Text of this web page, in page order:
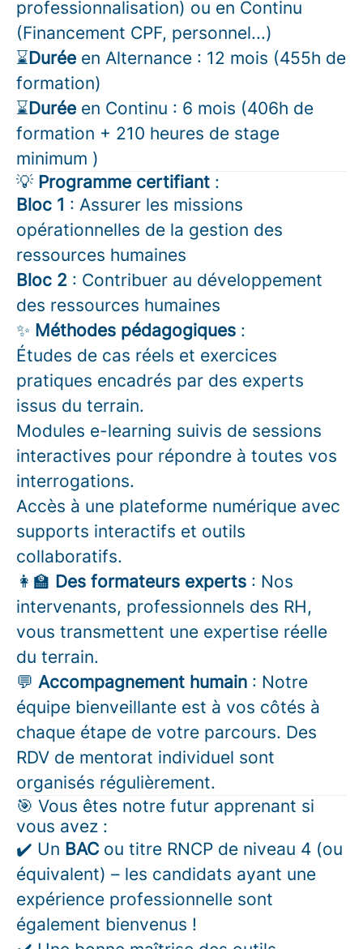
professionnalisation) ou en Continu
(Financement CPF, personnel...)
⌛Durée en Alternance : 12 mois (455h de
formation)
⌛Durée en Continu : 6 mois (406h de
formation + 210 heures de stage
minimum )
💡 Programme certifiant :
Bloc 1 : Assurer les missions
opérationnelles de la gestion des
ressources humaines
Bloc 2 : Contribuer au développement
des ressources humaines
✨ Méthodes pédagogiques :
Études de cas réels et exercices
pratiques encadrés par des experts
issus du terrain.
Modules e-learning suivis de sessions
interactives pour répondre à toutes vos
interrogations.
Accès à une plateforme numérique avec
supports interactifs et outils
collaboratifs.
👩‍🏫 Des formateurs experts : Nos
intervenants, professionnels des RH,
vous transmettent une expertise réelle
du terrain.
💬 Accompagnement humain : Notre
équipe bienveillante est à vos côtés à
chaque étape de votre parcours. Des
RDV de mentorat individuel sont
organisés régulièrement.
🎯 Vous êtes notre futur apprenant si
vous avez :
✔️ Un BAC ou titre RNCP de niveau 4 (ou
équivalent) – les candidats ayant une
expérience professionnelle sont
également bienvenus !